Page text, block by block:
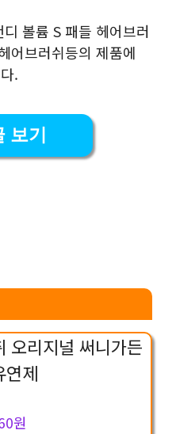
볼륨 S 패들 헤어브러
어브러쉬등의 제품에
.
보기
오리지널 써니가든
연제
원